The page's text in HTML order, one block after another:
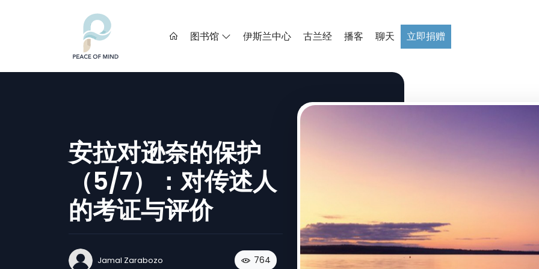
图书馆 伊斯兰中心 古兰经 播客 聊天 立即捐赠
安拉对逊奈的保护
（5/7）：对传述人
的考证与评价
Jamal Zarabozo 764